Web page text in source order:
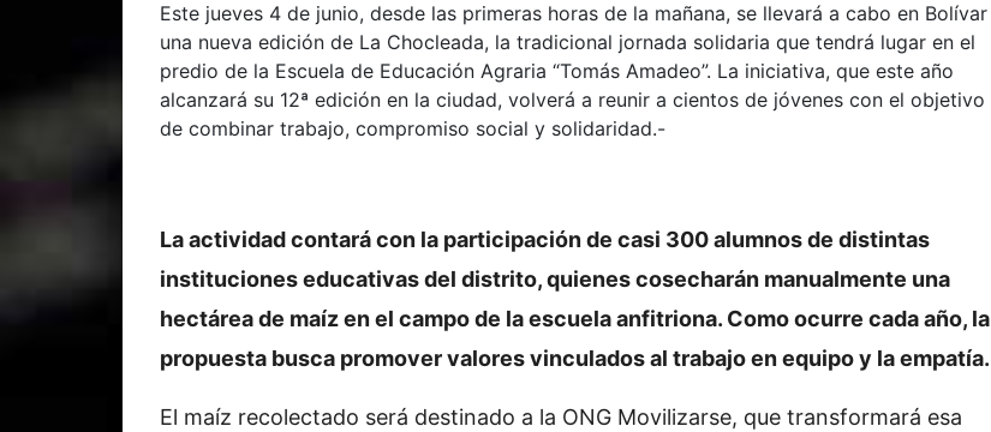
Este jueves 4 de junio, desde las primeras horas de la mañana, se llevará a cabo en Bolívar
una nueva edición de La Chocleada, la tradicional jornada solidaria que tendrá lugar en el
predio de la Escuela de Educación Agraria “Tomás Amadeo”. La iniciativa, que este año
alcanzará su 12ª edición en la ciudad, volverá a reunir a cientos de jóvenes con el objetivo
de combinar trabajo, compromiso social y solidaridad.-
La actividad contará con la participación de casi 300 alumnos de distintas
instituciones educativas del distrito, quienes cosecharán manualmente una
hectárea de maíz en el campo de la escuela anfitriona. Como ocurre cada año, la
propuesta busca promover valores vinculados al trabajo en equipo y la empatía.
El maíz recolectado será destinado a la ONG Movilizarse, que transformará esa